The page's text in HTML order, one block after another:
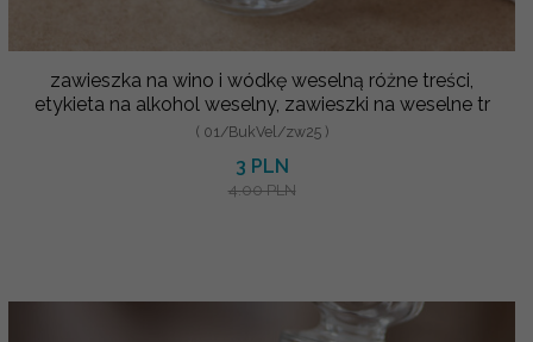
zawieszka na wino i wódkę weselną różne treści,
etykieta na alkohol weselny, zawieszki na weselne tr
( 01/BukVel/zw25 )
3 PLN
4.00 PLN